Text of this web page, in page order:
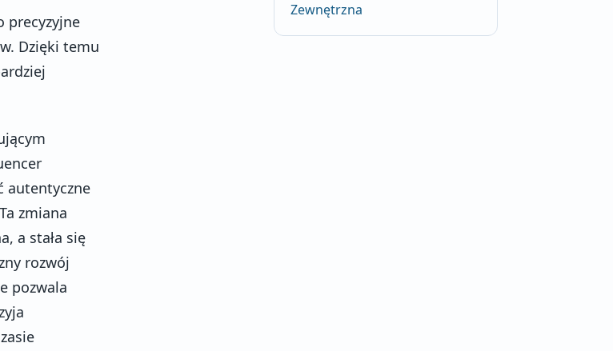
precyzyjne
Dzięki temu
autentyczne
zmiana
a stała się
rozwój
pozwala
Zewnętrzna